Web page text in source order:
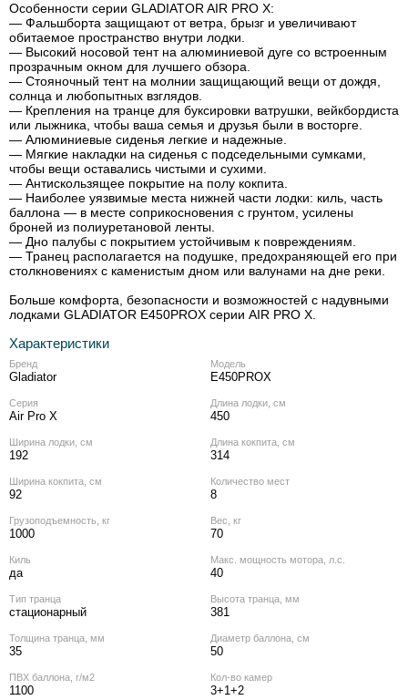
Особенности серии GLADIATOR AIR PRO X:
— Фальшборта защищают от ветра, брызг и увеличивают
обитаемое пространство внутри лодки.
— Высокий носовой тент на алюминиевой дуге со встроенным
прозрачным окном для лучшего обзора.
— Стояночный тент на молнии защищающий вещи от дождя,
солнца и любопытных взглядов.
— Крепления на транце для буксировки ватрушки, вейкбордиста
или лыжника, чтобы ваша семья и друзья были в восторге.
— Алюминиевые сиденья легкие и надежные.
— Мягкие накладки на сиденья с подседельными сумками,
чтобы вещи оставались чистыми и сухими.
— Антискользящее покрытие на полу кокпита.
— Наиболее уязвимые места нижней части лодки: киль, часть
баллона — в месте соприкосновения с грунтом, усилены
броней из полиуретановой ленты.
— Дно палубы с покрытием устойчивым к повреждениям.
— Транец располагается на подушке, предохраняющей его при
столкновениях с каменистым дном или валунами на дне реки.
Больше комфорта, безопасности и возможностей с надувными
лодками GLADIATOR E450PROX серии AIR PRO X.
Характеристики
Бренд
Gladiator
Модель
E450PROX
Серия
Air Pro X
Длина лодки, см
450
Ширина лодки, см
192
Длина кокпита, см
314
Ширина кокпита, см
92
Количество мест
8
Грузоподъемность, кг
1000
Вес, кг
70
Киль
да
Макс. мощность мотора, л.с.
40
Тип транца
стационарный
Высота транца, мм
381
Толщина транца, мм
35
Диаметр баллона, см
50
ПВХ баллона, г/м2
1100
Кол‑во камер
3+1+2